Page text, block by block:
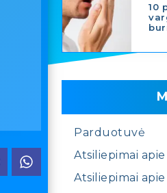
10
Parduotuvė
Atsiliepimai
Atsiliepimai